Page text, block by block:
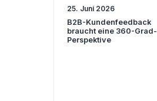
25. Juni 2026
B2B-Kundenfeedback
braucht eine 360-Grad-
Perspektive